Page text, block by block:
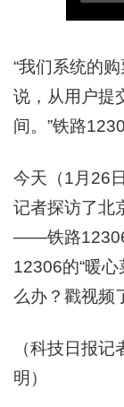
“我们系统的
说，从用户提
间。”铁路
今天（1月26
记者探访了北
——铁路12306
12306的“暖
么办？戳视频
（科技日报
明）